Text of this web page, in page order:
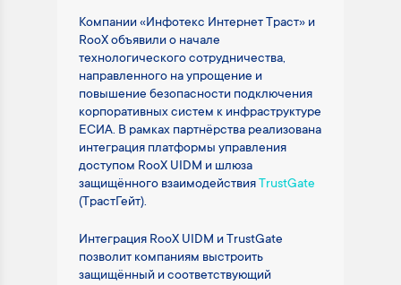
Компании «Инфотекс Интернет Траст» и
RooX объявили о начале
технологического сотрудничества,
направленного на упрощение и
повышение безопасности подключения
корпоративных систем к инфраструктуре
ЕСИА. В рамках партнёрства реализована
интеграция платформы управления
доступом RooX UIDM и шлюза
защищённого взаимодействияTrustGate
(ТрастГейт).
Интеграция RooX UIDM и TrustGate
позволит компаниям выстроить
защищённый и соответствующий